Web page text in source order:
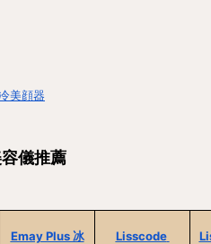
美顔器
儀推薦
Emay Plus 冰
Lisscode